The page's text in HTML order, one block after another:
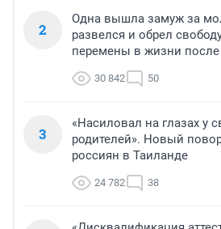
2
Одна вышла замуж за
развелся и обрел
перемены в жизни после
30 842 50
3
«Насиловал на глазах у
родителей». Новый
россиян в Таиланде
24 782 38